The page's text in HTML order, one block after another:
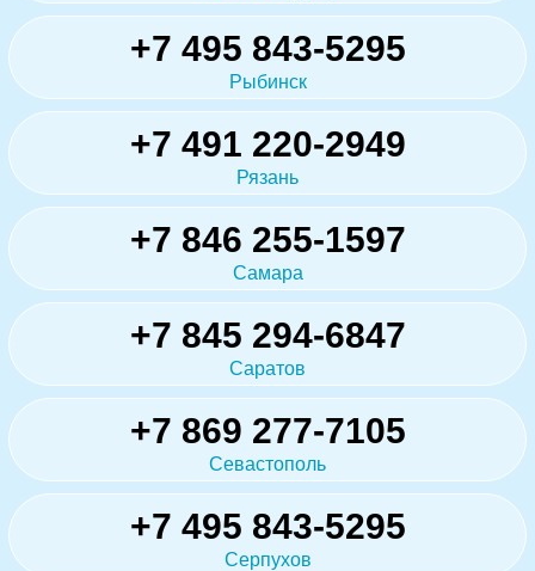
+7 495 843-5295
Рыбинск
+7 491 220-2949
Рязань
+7 846 255-1597
Самара
+7 845 294-6847
Саратов
+7 869 277-7105
Севастополь
+7 495 843-5295
Серпухов